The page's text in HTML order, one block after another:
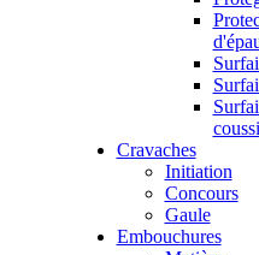
Cravaches
Initiation
Concours
Gaule
Embouchures